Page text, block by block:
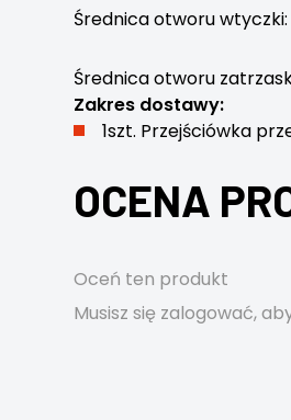
Średnica otworu wtyczki:
Średnica otworu
Zakres dostawy:
1szt. Przejściówka
OCENA
Oceń ten produkt
Musisz się zalogować,